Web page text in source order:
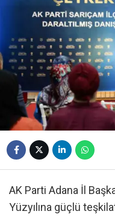
AK Parti Adana İl
Yüzyılına güçlü